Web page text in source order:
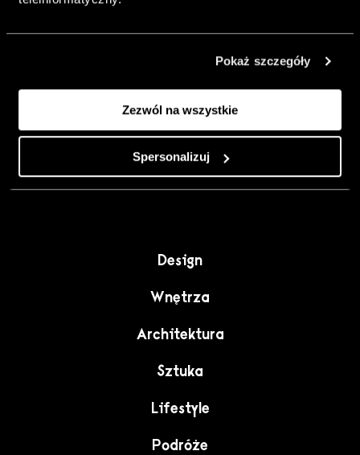
Pokaż szczegóły
Zezwól na wszystkie
Spersonalizuj
Twój. Odważ się
urządzić go
rzemiosło jako
punkt wyjścia
do wnętrz
pełnych
charakteru”.
Design
Wnętrza
Architektura
Sztuka
Lifestyle
Podróże